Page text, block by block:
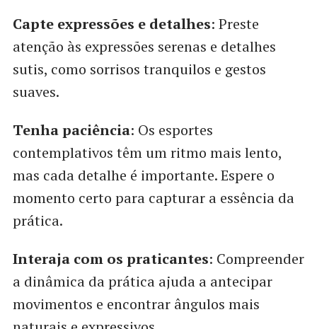
Capte expressões e detalhes: Preste
atenção às expressões serenas e detalhes
sutis, como sorrisos tranquilos e gestos
suaves.
Tenha paciência: Os esportes
contemplativos têm um ritmo mais lento,
mas cada detalhe é importante. Espere o
momento certo para capturar a essência da
prática.
Interaja com os praticantes: Compreender
a dinâmica da prática ajuda a antecipar
movimentos e encontrar ângulos mais